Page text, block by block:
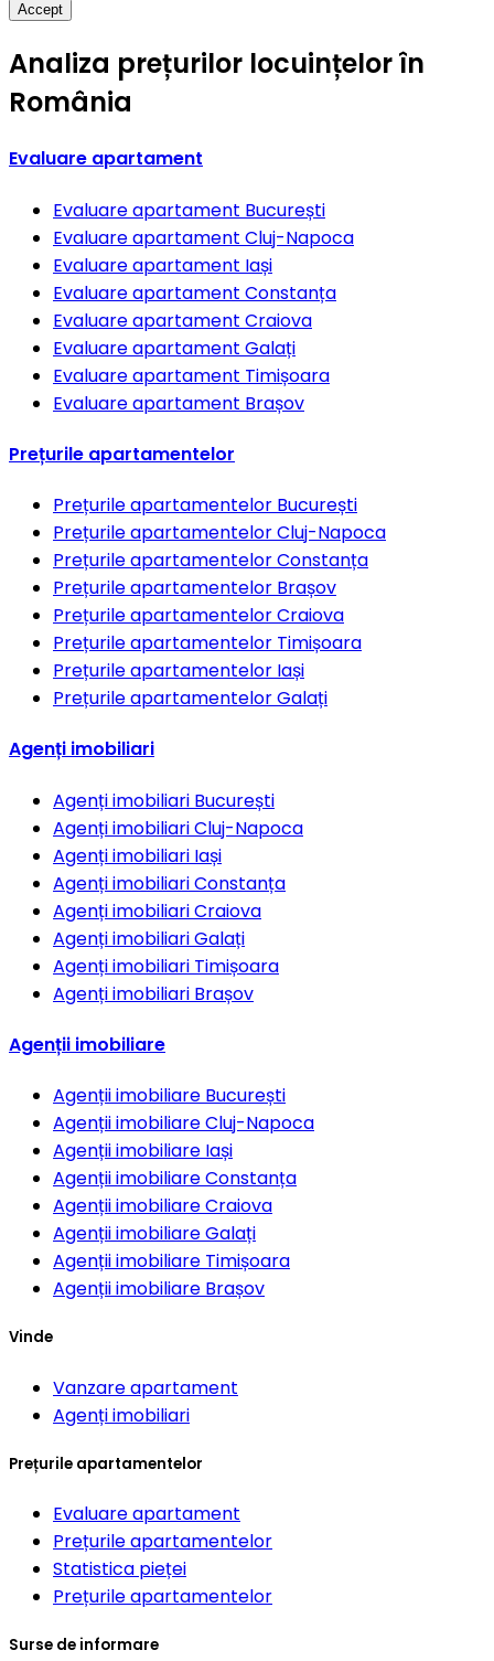
Accept
Analiza prețurilor locuințelor în
România
Evaluare apartament
Evaluare apartament București
Evaluare apartament Cluj-Napoca
Evaluare apartament Iași
Evaluare apartament Constanța
Evaluare apartament Craiova
Evaluare apartament Galați
Evaluare apartament Timișoara
Evaluare apartament Brașov
Prețurile apartamentelor
Prețurile apartamentelor București
Prețurile apartamentelorCluj-Napoca
Prețurile apartamentelorConstanța
Prețurile apartamentelor Brașov
Prețurile apartamentelorCraiova
Prețurile apartamentelor Timișoara
Prețurile apartamentelor Iași
Prețurile apartamentelorGalați
Agenți imobiliari
Agenți imobiliari București
Agenți imobiliariCluj-Napoca
Agenți imobiliari Iași
Agenți imobiliariConstanța
Agenți imobiliariCraiova
Agenți imobiliariGalați
Agenți imobiliari Timișoara
Agenți imobiliari Brașov
Agenții imobiliare
Agenții imobiliare București
Agenții imobiliareCluj-Napoca
Agenții imobiliare Iași
Agenții imobiliareConstanța
Agenții imobiliareCraiova
Agenții imobiliareGalați
Agenții imobiliare Timișoara
Agenții imobiliare Brașov
Vinde
Vanzare apartament
Agenți imobiliari
Prețurile apartamentelor
Evaluare apartament
Prețurile apartamentelor
Statistica pieței
Prețurile apartamentelor
Surse de informare